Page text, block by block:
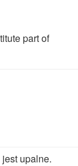
part of
upalne.